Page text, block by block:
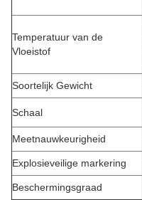
Temperatuur van de
Vloeistof
Soortelijk Gewicht
Schaal
Meetnauwkeurigheid
Explosieveilige markering
Beschermingsgraad